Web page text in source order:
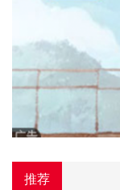
推荐